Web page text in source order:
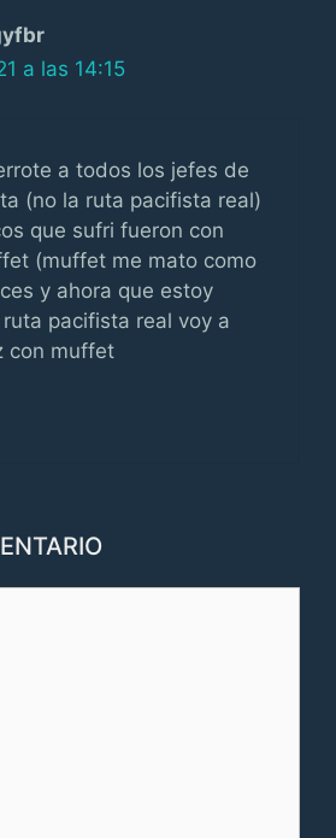
a las 14:15
a todos los jefes de
(no la ruta pacifista real)
que sufri fueron con
(muffet me mato como
y ahora que estoy
pacifista real voy a
con muffet